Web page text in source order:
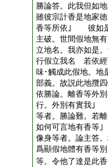
勝論答。此我但如
雖彼宗計香是地家
香等所依｣ 彼如是
主破。世間假地無
立地名。我亦如是
行假立我名 若依經
味･觸成此假地。地
部義。故説此地攬
依勝論。離香等外
行。外別有實我｣
等者。勝論難。若
如何可言地有香
像身等者。論主答
爲顯假地體有香等
等。令他了達是此